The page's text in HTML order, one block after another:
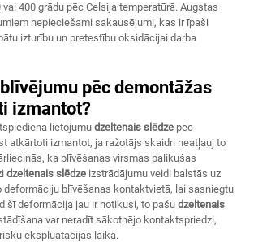
400 grādu pēc Celsija temperatūrā. Augstas
nepieciešami sakausējumi, kas ir īpaši
izturību un pretestību oksidācijai darba
pēc demontāžas
izmantot?
lietojumu dzeltenais slēdze pēc
atkārtoti izmantot, ja ražotājs skaidri neatļauj to
ka blīvēšanas virsmas palikušas
dzeltenais slēdze izstrādājumu veidi balstās uz
deformāciju blīvēšanas kontaktvietā, lai sasniegtu
šī deformācija jau ir notikusi, to pašu dzeltenais
var neradīt sākotnējo kontaktspriedzi,
ekspluatācijas laikā.